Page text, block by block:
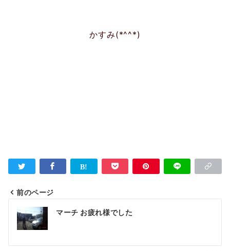
かすみ(*^^*)
投
稿
前のページ
マーチ お疲れ様でした